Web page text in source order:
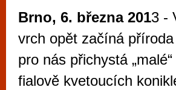
Brno, 6. března 2013 -
vrch opět začíná
pro nás přichystá
fialově kvetoucích
Mimo jiné je ale také